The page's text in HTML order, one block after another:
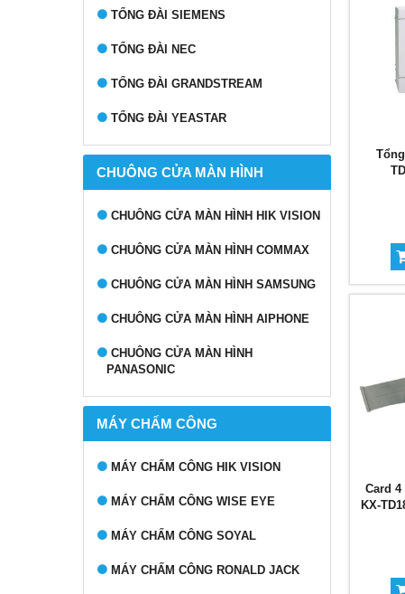
TỔNG ĐÀI SIEMENS
TỔNG ĐÀI NEC
TỔNG ĐÀI GRANDSTREAM
TỔNG ĐÀI YEASTAR
CHUÔNG CỬA MÀN HÌNH
CHUÔNG CỬA MÀN HÌNH HIK VISION
CHUÔNG CỬA MÀN HÌNH COMMAX
CHUÔNG CỬA MÀN HÌNH SAMSUNG
CHUÔNG CỬA MÀN HÌNH AIPHONE
CHUÔNG CỬA MÀN HÌNH
PANASONIC
MÁY CHẤM CÔNG
MÁY CHẤM CÔNG HIK VISION
MÁY CHẤM CÔNG WISE EYE
MÁY CHẤM CÔNG SOYAL
MÁY CHẤM CÔNG RONALD JACK
Card
KX-